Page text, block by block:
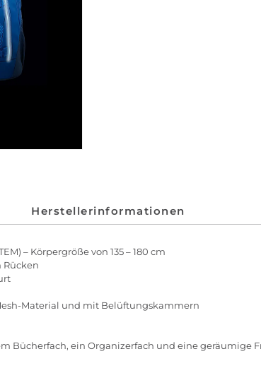
Herstellerinformationen
– Körpergröße von 135 – 180 cm
Rücken
Material und mit Belüftungskammern
Bücherfach, ein Organizerfach und eine geräumige